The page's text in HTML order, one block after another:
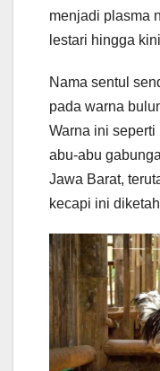
menjadi plasma
lestari hingga
Nama sentul
pada warna
Warna ini
abu-abu
Jawa Barat,
kecapi ini